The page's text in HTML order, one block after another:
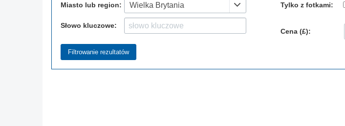
Miasto lub region: Wielka Brytania
Słowo kluczowe:
Tylko z fotkami:
Cena (£):